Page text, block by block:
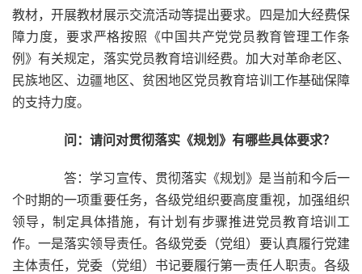
教材，开展教材展示交流活动等提出要求。四是加大经费保
障力度，要求严格按照《中国共产党党员教育管理工作条
例》有关规定，落实党员教育培训经费。加大对革命老区、
民族地区、边疆地区、贫困地区党员教育培训工作基础保障
的支持力度。
问：请问对贯彻落实《规划》有哪些具体要求？
答：学习宣传、贯彻落实《规划》是当前和今后一
个时期的一项重要任务，各级党组织要高度重视，加强组织
领导，制定具体措施，有计划有步骤推进党员教育培训工
作。一是落实领导责任。各级党委（党组）要认真履行党建
主体责任，党委（党组）书记要履行第一责任人职责。各级